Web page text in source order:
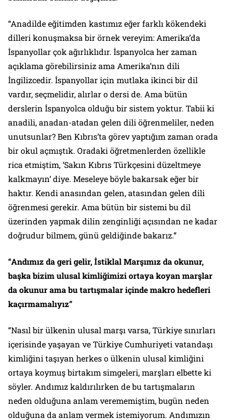
“Anadilde eğitimden kastımız eğer farklı kökendeki
dilleri konuşmaksa bir örnek vereyim: Amerika’da
İspanyollar çok ağırlıklıdır. İspanyolca her zaman
açıklama görebilirsiniz ama Amerika’nın dili
İngilizcedir. İspanyollar için mutlaka ikinci bir dil
vardır, seçmelidir, alırlar o dersi de. Ama bütün
derslerin İspanyolca olduğu bir sistem yoktur. Tabii ki
anadili, anadan-atadan gelen dili öğrenmeliler, neden
unutsunlar? Ben Kıbrıs’ta görev yaptığım zaman orada
bir okul açmıştık. Oradaki öğretmenlerden özellikle
rica etmiştim, ‘Sakın Kıbrıs Türkçesini düzeltmeye
kalkmayın’ diye. Meseleye böyle bakarsak eğer bir
haktır. Kendi anasından gelen, atasından gelen dili
öğrenmesi gerekir. Ama bütün bir sistemi bu dil
üzerinden yapmak dilin zenginliği açısından ne kadar
doğrudur bilmem, günü geldiğinde bakarız.”
“Andımız da geri gelir, İstiklal Marşımız da okunur,
başka bizim ulusal kimliğimizi ortaya koyan marşlar
da okunur ama bu tartışmalar içinde makro hedefleri
kaçırmamalıyız”
“Nasıl bir ülkenin ulusal marşı varsa, Türkiye sınırları
içerisinde yaşayan ve Türkiye Cumhuriyeti vatandaşı
kimliğini taşıyan herkes o ülkenin ulusal kimliğini
ortaya koymuş birtakım simgeleri, marşları elbette ki
söyler. Andımız kaldırılırken de bu tartışmaların
neden olduğuna anlam verememiştim, bugün neden
olduğuna da anlam vermek istemiyorum. Andımızın